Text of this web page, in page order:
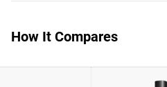
How It Compares